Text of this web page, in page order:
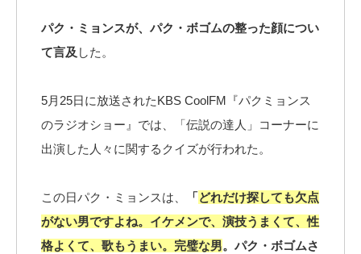
パク・ミョンスが、パク・ボゴムの整った顔につい
て言及 した。
5月25日に放送されたKBS CoolFM『パクミョンス
のラジオショー』では、「伝説の達人」コーナーに
出演した人々に関するクイズが行われた。
この日パク・ミョンスは、 「どれだけ探しても欠点
がない男ですよね。イケメンで、演技うまくて、性
格よくて、歌もうまい。完璧な男。パク・ボゴムさ